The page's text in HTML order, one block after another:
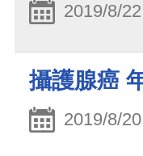
2019/8/22
攝護腺癌
2019/8/20